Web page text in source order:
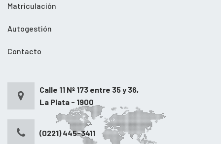
Matriculación
Autogestión
Contacto
Calle 11 Nº 173 entre 35 y 36,
La Plata - 1900
(0221) 445-3411